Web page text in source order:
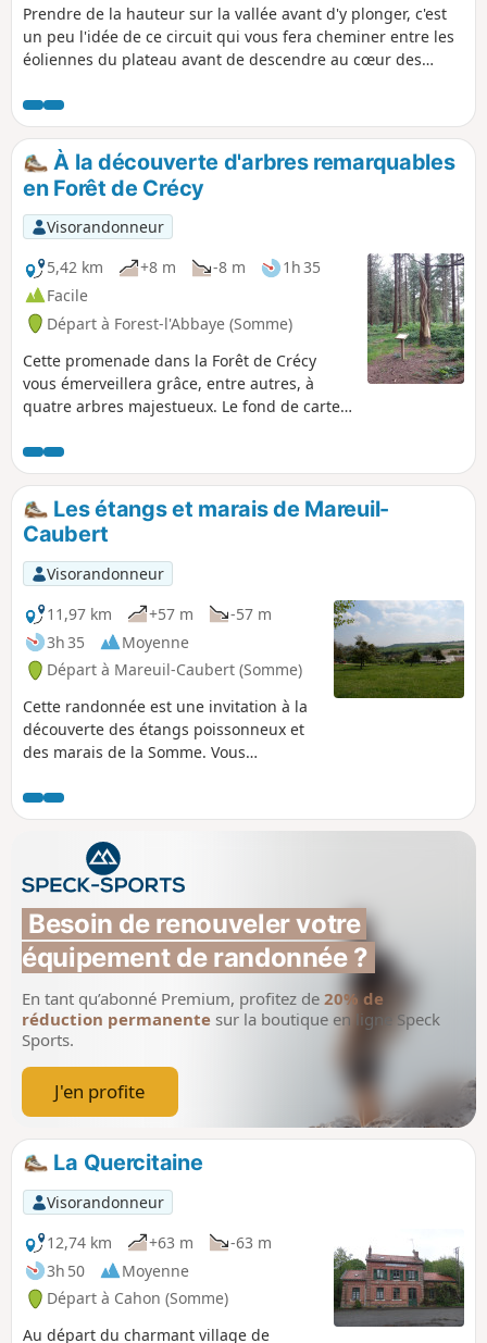
Prendre de la hauteur sur la vallée avant d'y plonger, c'est
un peu l'idée de ce circuit qui vous fera cheminer entre les
éoliennes du plateau avant de descendre au cœur des
parcours qui monte et qui descend, 2 fois !
À la découverte d'arbres remarquables
en Forêt de Crécy
Visorandonneur
5,42 km
+8 m -8 m
1h 35
Facile
Départ à Forest-l'Abbaye (Somme)
Cette promenade dans la Forêt de Crécy
vous émerveillera grâce, entre autres, à
quatre arbres majestueux. Le fond de carte
le parcours.
Les étangs et marais de Mareuil-
Caubert
Visorandonneur
11,97 km
+57 m
-57 m
3h 35
Moyenne
Départ à Mareuil-Caubert (Somme)
Cette randonnée est une invitation à la
découverte des étangs poissonneux et
des marais de la Somme. Vous
la flore (fritillaire sauvage)
caractéristiques de la région.
Besoin de renouveler votre
équipement de randonnée ?
En tant qu’abonné Premium, profitez de 20% de
réduction permanente sur la boutique en ligne Speck
Sports.
J'en profite
La Quercitaine
Visorandonneur
12,74 km
+63 m
-63 m
3h 50
Moyenne
Départ à Cahon (Somme)
Au départ du charmant village de